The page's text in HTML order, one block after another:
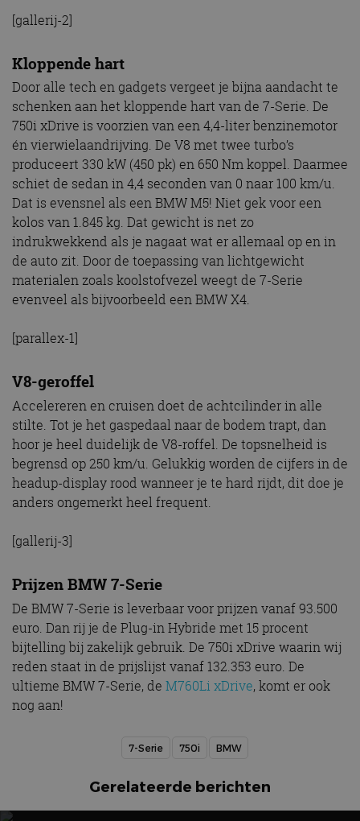
[gallerij-2]
Kloppende hart
Door alle tech en gadgets vergeet je bijna aandacht te
schenken aan het kloppende hart van de 7-Serie. De
750i xDrive is voorzien van een 4,4-liter benzinemotor
én vierwielaandrijving. De V8 met twee turbo’s
produceert 330 kW (450 pk) en 650 Nm koppel. Daarmee
schiet de sedan in 4,4 seconden van 0 naar 100 km/u.
Dat is evensnel als een BMW M5! Niet gek voor een
kolos van 1.845 kg. Dat gewicht is net zo
indrukwekkend als je nagaat wat er allemaal op en in
de auto zit. Door de toepassing van lichtgewicht
materialen zoals koolstofvezel weegt de 7-Serie
evenveel als bijvoorbeeld een BMW X4.
[parallex-1]
V8-geroffel
Accelereren en cruisen doet de achtcilinder in alle
stilte. Tot je het gaspedaal naar de bodem trapt, dan
hoor je heel duidelijk de V8-roffel. De topsnelheid is
begrensd op 250 km/u. Gelukkig worden de cijfers in de
headup-display rood wanneer je te hard rijdt, dit doe je
anders ongemerkt heel frequent.
[gallerij-3]
Prijzen BMW 7-Serie
De BMW 7-Serie is leverbaar voor prijzen vanaf 93.500
euro. Dan rij je de Plug-in Hybride met 15 procent
bijtelling bij zakelijk gebruik. De 750i xDrive waarin wij
reden staat in de prijslijst vanaf 132.353 euro. De
ultieme BMW 7-Serie, de M760Li xDrive, komt er ook
nog aan!
7-Serie 750i BMW
Gerelateerde berichten